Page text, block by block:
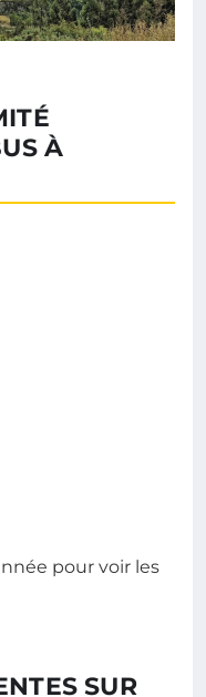
À
pour voir les
SUR